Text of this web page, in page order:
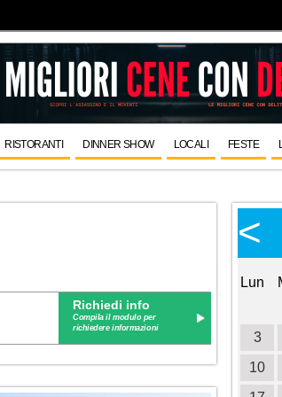
RISTORANTI DINNER SHOW LOCALI FESTE
Richiedi info
Compila il modulo per
richiedere informazioni
1
2
13 14 15 16 17
18
<
Lun
3
10